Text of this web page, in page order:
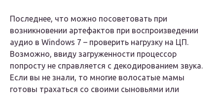
Последнее, что можно посоветовать при
возникновении артефактов при воспроизведении
аудио в Windows 7 – проверить нагрузку на ЦП.
Возможно, ввиду загруженности процессор
попросту не справляется с декодированием звука.
Если вы не знали, то многие волосатые мамы
готовы трахаться со своими сыновьями или